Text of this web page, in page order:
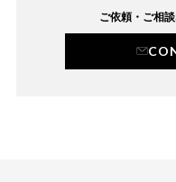
ご依頼・ご相談